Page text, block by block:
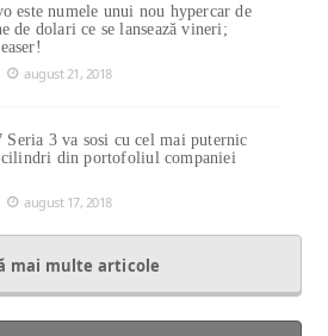
este numele unui nou hypercar de
de dolari ce se lansează vineri;
august 21, 2018
3 va sosi cu cel mai puternic
din portofoliul companiei
august 17, 2018
mai multe articole